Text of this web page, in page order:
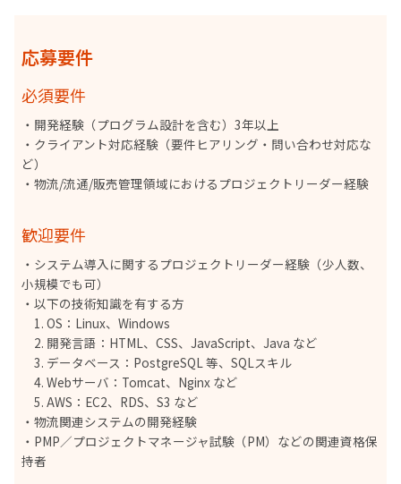
応募要件
必須要件
・開発経験（プログラム設計を含む）3年以上
・クライアント対応経験（要件ヒアリング・問い合わせ対応な
ど）
・物流/流通/販売管理領域におけるプロジェクトリーダー経験
歓迎要件
・システム導入に関するプロジェクトリーダー経験（少人数、
小規模でも可）
・以下の技術知識を有する方
1. OS：Linux、Windows
2. 開発言語：HTML、CSS、JavaScript、Java など
3. データベース：PostgreSQL 等、SQLスキル
4. Webサーバ：Tomcat、Nginx など
5. AWS：EC2、RDS、S3 など
・物流関連システムの開発経験
・PMP／プロジェクトマネージャ試験（PM）などの関連資格保
持者